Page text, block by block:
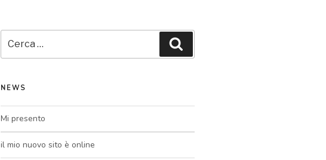
NEWS
Mi presento
il mio nuovo sito è online